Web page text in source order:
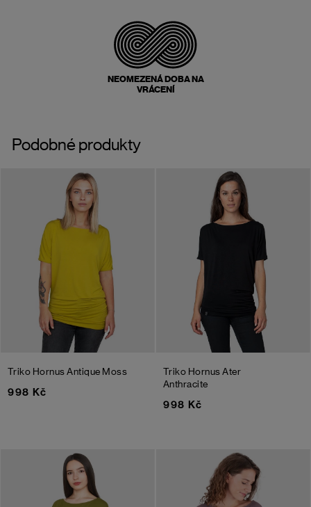
NEOMEZENÁ DOBA NA
VRÁCENÍ
Podobné produkty
Triko HornusAntique Moss
998 Kč
Triko Hornus Ater
Anthracite
998 Kč